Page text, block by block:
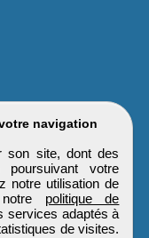
navigation
son site, dont des
votre
notre utilisation de
politique de
services adaptés à
de visites.